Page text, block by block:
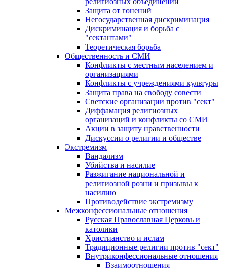
Защита от гонений
Негосударственная дискриминация
Дискриминация и борьба с
"сектантами"
Теоретическая борьба
Общественность и СМИ
Конфликты с местным населением и
организациями
Конфликты с учреждениями культуры
Защита права на свободу совести
Светские организации против "сект"
Диффамация религиозных
организаций и конфликты со СМИ
Акции в защиту нравственности
Дискуссии о религии и обществе
Экстремизм
Вандализм
Убийства и насилие
Разжигание национальной и
религиозной розни и призывы к
насилию
Противодействие экстремизму
Межконфессиональные отношения
Русская Православная Церковь и
католики
Христианство и ислам
Традиционные религии против "сект"
Внутриконфессиональные отношения
Взаимоотношения